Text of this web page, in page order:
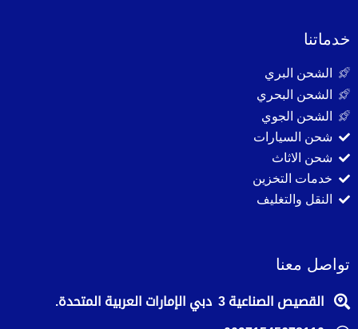
خدماتنا
الشحن البري
الشحن البحري
الشحن الجوي
شحن السيارات
شحن الاثاث
خدمات التخزين
النقل والتغليف
تواصل معنا
القصيص الصناعية 3 دبي الإمارات العربية المتحدة.